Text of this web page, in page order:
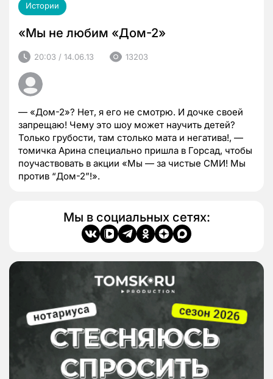
Истории
«Мы не любим «Дом-2»
20:03 / 14.06.13 13203
— «Дом-2»? Нет, я его не смотрю. И дочке своей
запрещаю! Чему это шоу может научить детей?
Только грубости, там столько мата и негатива!, —
томичка Арина специально пришла в Горсад, чтобы
поучаствовать в акции «Мы — за чистые СМИ! Мы
против “Дом-2”!».
Мы в социальных сетях: